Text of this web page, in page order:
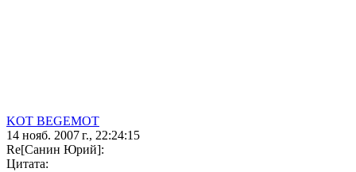
KOT BEGEMOT
14 нояб. 2007 г., 22:24:15
Re[Санин Юрий]:
Цитата: